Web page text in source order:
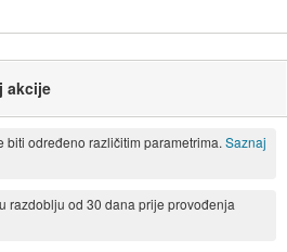
akcije
biti određeno različitim parametrima. Saznaj
razdoblju od 30 dana prije provođenja